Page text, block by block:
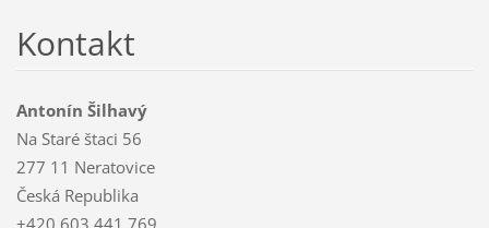
Kontakt
Antonín Šilhavý
Na Staré štaci 56
277 11 Neratovice
Česká Republika
+420 603 441 769